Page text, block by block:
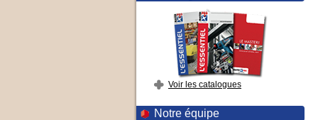
Voir les catalogues
Notre équipe